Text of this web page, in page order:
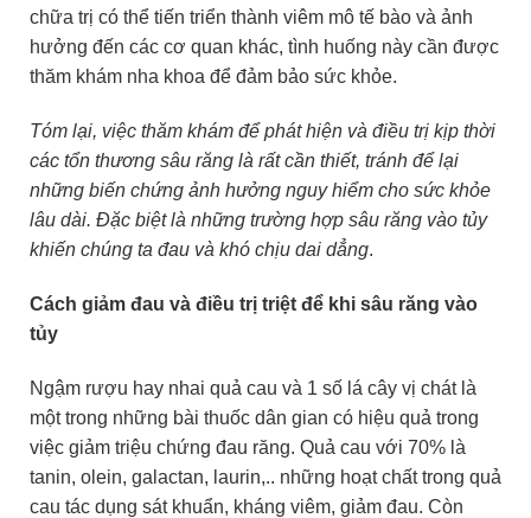
chữa trị có thể tiến triển thành viêm mô tế bào và ảnh
hưởng đến các cơ quan khác, tình huống này cần được
thăm khám nha khoa để đảm bảo sức khỏe.
Tóm lại, việc thăm khám để phát hiện và điều trị kịp thời
các tổn thương sâu răng là rất cần thiết, tránh để lại
những biến chứng ảnh hưởng nguy hiểm cho sức khỏe
lâu dài. Đặc biệt là những trường hợp sâu răng vào tủy
khiến chúng ta đau và khó chịu dai dẳng.
Cách giảm đau và điều trị triệt để khi sâu răng vào
tủy
Ngậm rượu hay nhai quả cau và 1 số lá cây vị chát là
một trong những bài thuốc dân gian có hiệu quả trong
việc giảm triệu chứng đau răng. Quả cau với 70% là
tanin, olein, galactan, laurin,.. những hoạt chất trong quả
cau tác dụng sát khuẩn, kháng viêm, giảm đau. Còn